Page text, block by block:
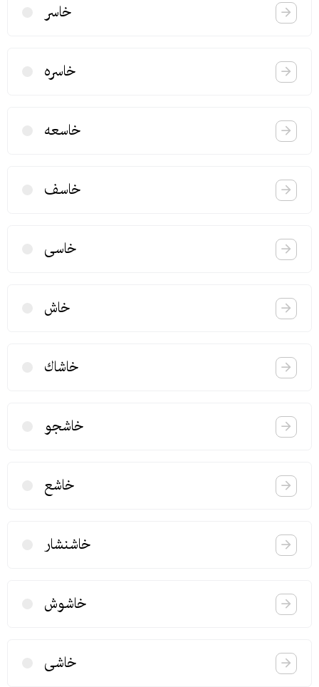
خاسر
خاسره
خاسعه
خاسف
خاسی
خاش
خاشاك
خاشجو
خاشع
خاشنشار
خاشوش
خاشی